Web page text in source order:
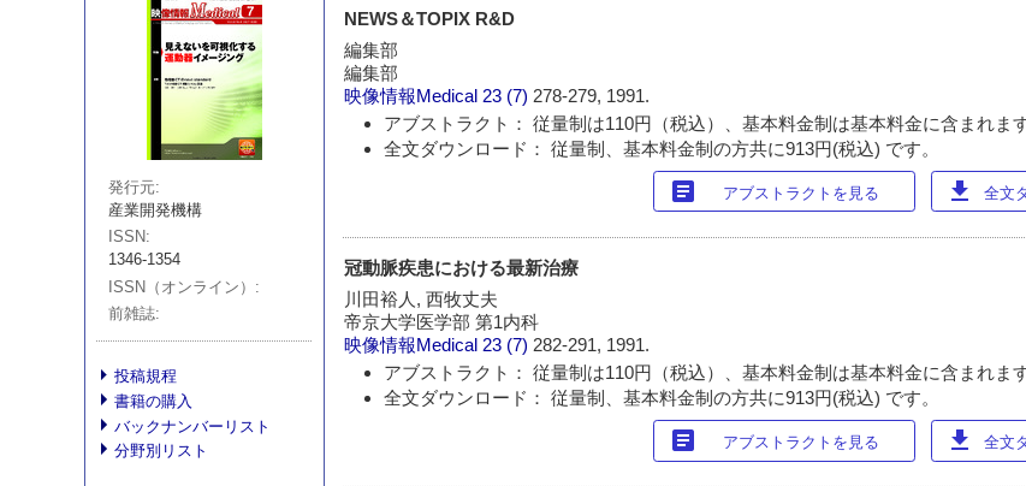
発行元
産業開発機構
ISSN
1346-1354
ISSN（オンライン）
前雑誌
投稿規程
書籍の購入
バックナンバーリスト
分野別リスト
NEWS＆TOPIX R&D
編集部
編集部
映像情報Medical 23 (7) 278-279, 1991.
アブストラクト： 従量制は110円（税込）、基本料金制は基本料金に含まれます
全文ダウンロード： 従量制、基本料金制の方共に913円(税込) です。
article アブストラクトを見る download 全文
冠動脈疾患における最新治療
川田裕人, 西牧丈夫
帝京大学医学部 第1内科
映像情報Medical 23 (7) 282-291, 1991.
アブストラクト： 従量制は110円（税込）、基本料金制は基本料金に含まれます
全文ダウンロード： 従量制、基本料金制の方共に913円(税込) です。
article アブストラクトを見る download 全文